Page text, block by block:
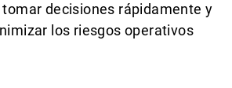
tomar decisiones rápidamente y
los riesgos operativos